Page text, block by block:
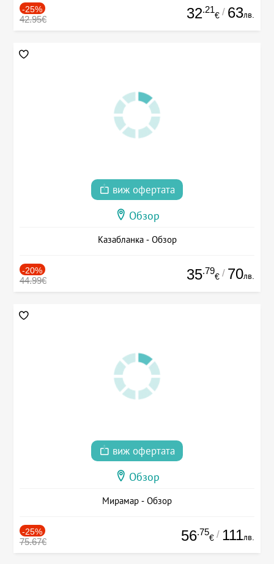
-25%
42.95€ 32.21
€ / 63лв.
виж офертата
Обзор
Казабланка - Обзор
-20%
44.99€ 35.79
€ / 70лв.
виж офертата
Обзор
Мирамар - Обзор
-25%
75.67€ 56.75
€ / 111лв.